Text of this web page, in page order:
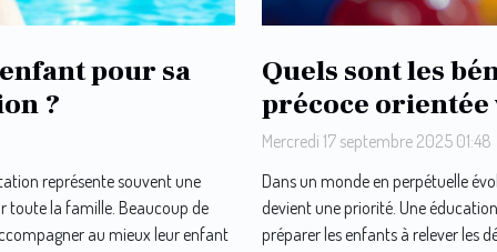
pour sa
?
représente souvent une
toute la famille. Beaucoup de
au mieux leur enfant
Quels sont les
précoce orientée
Mercredi 17 septembre 2025 01:48
Dans un monde en perpétuelle
devient une priorité. Une
préparer les enfants à relever les